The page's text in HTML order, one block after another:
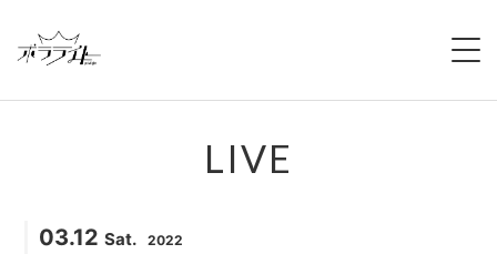
NEWS
LIVE
03.12 Sat. 2022